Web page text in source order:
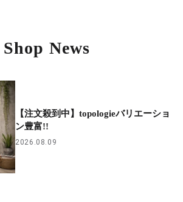
Shop News
【注文殺到中】topologieバリエーショ
ン豊富!!
2026.08.09